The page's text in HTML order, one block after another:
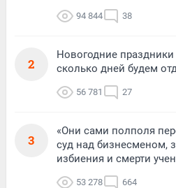
94 844 38
2
Новогодние праздники
сколько дней будем
56 781 27
3
«Они сами полполя
суд над бизнесменом,
избиения и смерти
53 278 664